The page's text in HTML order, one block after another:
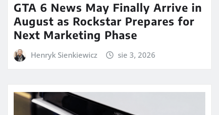
GTA 6 News May Finally Arrive in
August as Rockstar Prepares for
Next Marketing Phase
Henryk Sienkiewicz sie 3, 2026